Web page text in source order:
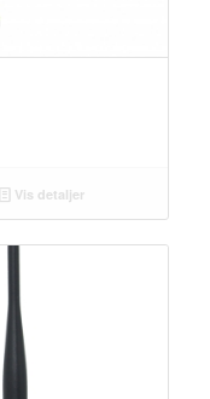
Vis detaljer